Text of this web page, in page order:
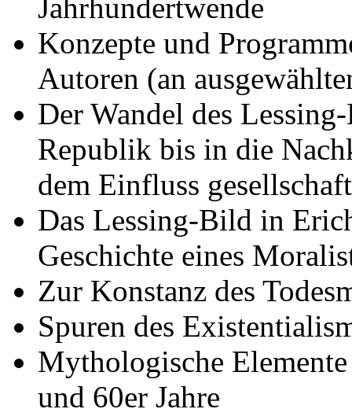
Jahrhundertwende
Konzepte und
Autoren (an
Der Wandel des
Republik bis in die
dem Einfluss
Das Lessing-Bild in
Geschichte eines
Zur Konstanz des
Spuren des
Mythologische
und 60er Jahre